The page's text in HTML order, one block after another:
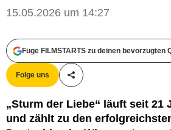
15.05.2026 um 14:27
Füge FILMSTARTS zu deinen bevorzugten
Folge uns
Teile diesen Artikel
„Sturm der Liebe“ läuft seit 21
und zählt zu den